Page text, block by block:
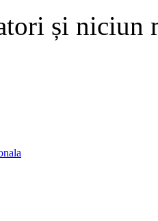
și niciun